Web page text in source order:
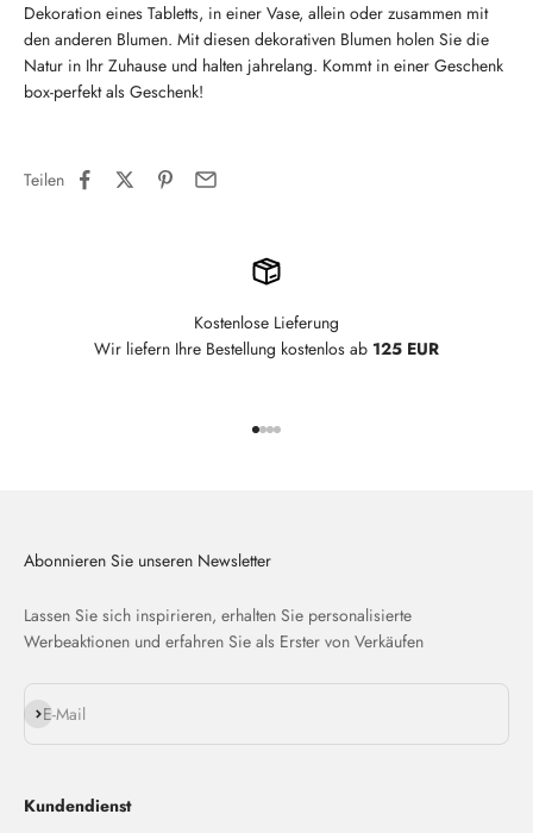
Dekoration eines Tabletts, in einer Vase, allein oder zusammen mit
den anderen Blumen. Mit diesen dekorativen Blumen holen Sie die
Natur in Ihr Zuhause und halten jahrelang. Kommt in einer Geschenk
box-perfekt als Geschenk!
Teilen
Kostenlose Lieferung
Wir liefern Ihre Bestellung kostenlos ab 125 EUR
Abonnieren Sie unseren Newsletter
Lassen Sie sich inspirieren, erhalten Sie personalisierte
Werbeaktionen und erfahren Sie als Erster von Verkäufen
E-Mail
Abonnieren
Kundendienst